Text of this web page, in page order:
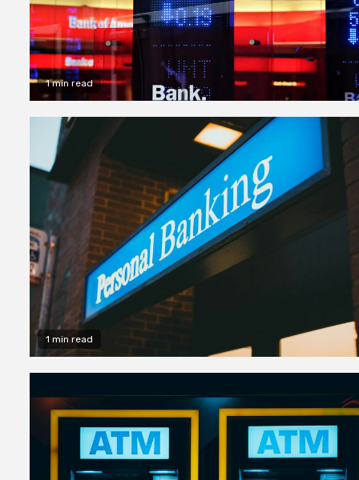
1 min read
1 min read